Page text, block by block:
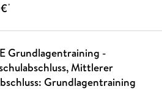
*
Grundlagentraining -
Mittlerer
Grundlagentraining